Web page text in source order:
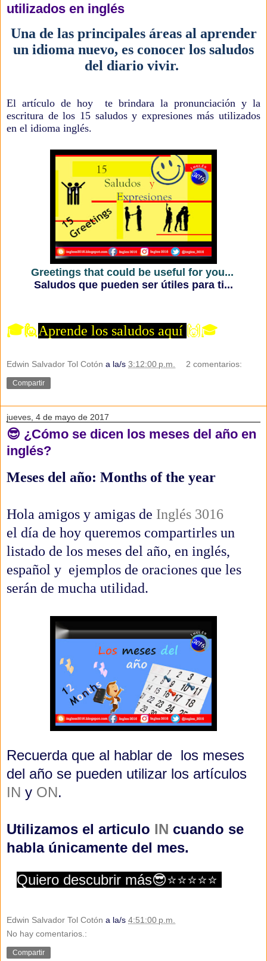
utilizados en inglés
Una de las principales áreas al aprender
un idioma nuevo, es conocer los saludos
del diario vivir.
El artículo de hoy te brindara la pronunciación y la
escritura de los 15 saludos y expresiones más utilizados
en el idioma inglés.
Greetings that could be useful for you...
Saludos que pueden ser útiles para ti...
🎓🙋Aprende los saludos aquí 🙌🎓
Edwin Salvador Tol Cotón a la/s 3:12:00 p.m. 2 comentarios:
Compartir
jueves, 4 de mayo de 2017
😎 ¿Cómo se dicen los meses del año en
inglés?
Meses del año: Months of the year
Hola amigos y amigas de Inglés 3016
el día de hoy queremos compartirles un
listado de los meses del año, en inglés,
español y ejemplos de oraciones que les
serán de mucha utilidad.
Recuerda que al hablar de los meses
del año se pueden utilizar los artículos
IN y ON.
Utilizamos el articulo IN cuando se
habla únicamente del mes.
Quiero descubrir más😎⭐⭐⭐⭐⭐
Edwin Salvador Tol Cotón a la/s 4:51:00 p.m.
No hay comentarios.:
Compartir